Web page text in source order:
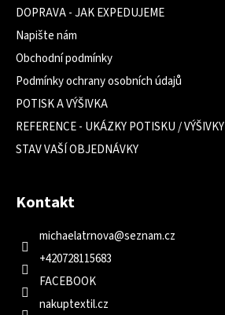
DOPRAVA - JAK EXPEDUJEME
Napište nám
Obchodní podmínky
Podmínky ochrany osobních údajů
POTISK A VÝŠIVKA
REFERENCE - UKÁZKY POTISKU / VÝŠIVKY
STAV VAŠÍ OBJEDNÁVKY
Kontakt
michaelatrnova@seznam.cz
+420728115683
FACEBOOK
nakuptextil.cz